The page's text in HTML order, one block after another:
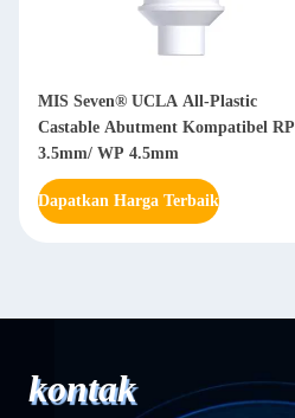
MIS Seven® UCLA All-Plastic
Castable Abutment Kompatibel RP
3.5mm/ WP 4.5mm
Dapatkan Harga Terbaik
kontak